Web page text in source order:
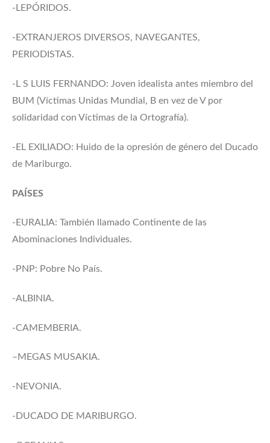
-LEPÓRIDOS.
-EXTRANJEROS DIVERSOS, NAVEGANTES,
PERIODISTAS.
-L S LUIS FERNANDO: Joven idealista antes miembro del
BUM (Víctimas Unidas Mundial, B en vez de V por
solidaridad con Víctimas de la Ortografía).
-EL EXILIADO: Huido de la opresión de género del Ducado
de Mariburgo.
PAÍSES
-EURALIA: También llamado Continente de las
Abominaciones Individuales.
-PNP: Pobre No País.
-ALBINIA.
-CAMEMBERIA.
–MEGAS MUSAKIA.
-NEVONIA.
-DUCADO DE MARIBURGO.